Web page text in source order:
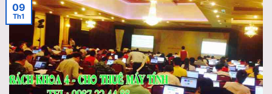
09
Th1